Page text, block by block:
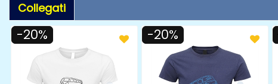
Collegati
-20% -20%